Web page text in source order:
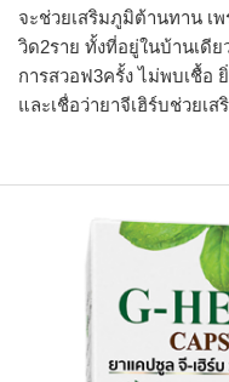
จะช่วยเสริมภูมิต้านทาน เ
วิด2ราย ทั้งที่อยู่ในบ้านเดี
การสวอฟ3ครั้ง ไม่พบเชื้อ
และเชื่อว่ายาจีเฮิร์บช่วยเ